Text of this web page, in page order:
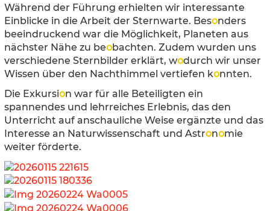
Während der Führung erhielten wir interessante
Einblicke in die Arbeit der Sternwarte. Besonders
beeindruckend war die Möglichkeit, Planeten aus
nächster Nähe zu beobachten. Zudem wurden uns
verschiedene Sternbilder erklärt, wodurch wir unser
Wissen über den Nachthimmel vertiefen konnten.
Die Exkursion war für alle Beteiligten ein
spannendes und lehrreiches Erlebnis, das den
Unterricht auf anschauliche Weise ergänzte und das
Interesse an Naturwissenschaft und Astronomie
weiter förderte.